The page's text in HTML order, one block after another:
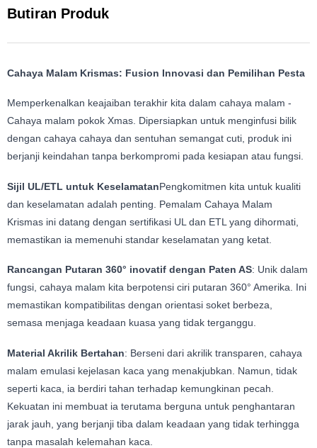
Butiran Produk
Cahaya Malam Krismas: Fusion Innovasi dan Pemilihan Pesta
Memperkenalkan keajaiban terakhir kita dalam cahaya malam -
Cahaya malam pokok Xmas. Dipersiapkan untuk menginfusi bilik
dengan cahaya cahaya dan sentuhan semangat cuti, produk ini
berjanji keindahan tanpa berkompromi pada kesiapan atau fungsi.
Sijil UL/ETL untuk KeselamatanPengkomitmen kita untuk kualiti
dan keselamatan adalah penting. Pemalam Cahaya Malam
Krismas ini datang dengan sertifikasi UL dan ETL yang dihormati,
memastikan ia memenuhi standar keselamatan yang ketat.
Rancangan Putaran 360° inovatif dengan Paten AS: Unik dalam
fungsi, cahaya malam kita berpotensi ciri putaran 360° Amerika. Ini
memastikan kompatibilitas dengan orientasi soket berbeza,
semasa menjaga keadaan kuasa yang tidak terganggu.
Material Akrilik Bertahan: Berseni dari akrilik transparen, cahaya
malam emulasi kejelasan kaca yang menakjubkan. Namun, tidak
seperti kaca, ia berdiri tahan terhadap kemungkinan pecah.
Kekuatan ini membuat ia terutama berguna untuk penghantaran
jarak jauh, yang berjanji tiba dalam keadaan yang tidak terhingga
tanpa masalah kelemahan kaca.